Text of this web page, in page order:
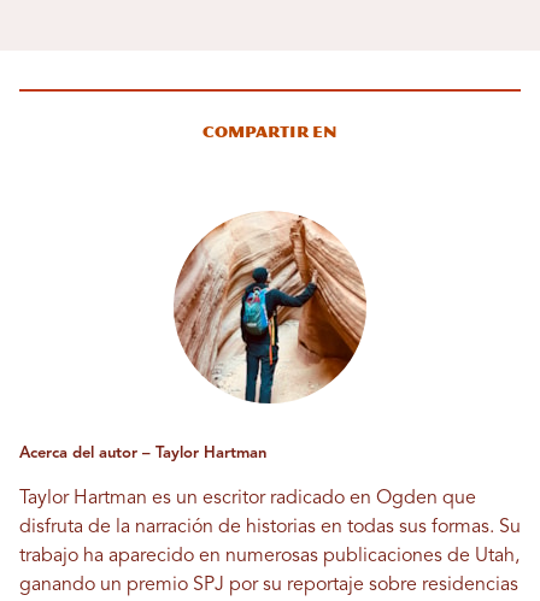
Compartir en
Acerca del autor – Taylor Hartman
Taylor Hartman es un escritor radicado en Ogden que
disfruta de la narración de historias en todas sus formas. Su
trabajo ha aparecido en numerosas publicaciones de Utah,
ganando un premio SPJ por su reportaje sobre residencias